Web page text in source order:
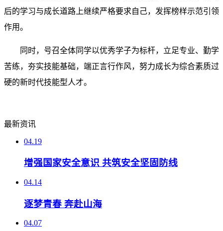
后的学习与成长道路上继续严格要求自己，发挥榜样示范引领
作用。
同时，号召全体同学以优秀学子为标杆，立足专业、勤学
苦练，夯实技能基础，端正言行作风，努力成长为综合素质过
硬的新时代技能型人才。
最新资讯
04.19
增强国家安全意识 共筑安全坚固防线
04.14
逐梦青春 奔赴山海
04.07